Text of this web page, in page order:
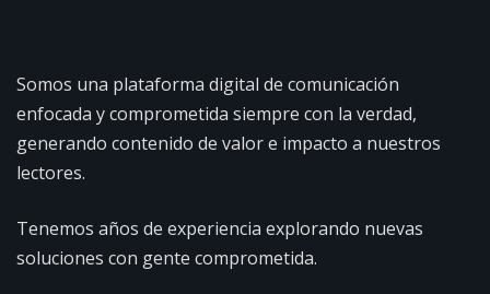
Somos una plataforma digital de comunicación
enfocada y comprometida siempre con la verdad,
generando contenido de valor e impacto a nuestros
lectores.
Tenemos años de experiencia explorando nuevas
soluciones con gente comprometida.